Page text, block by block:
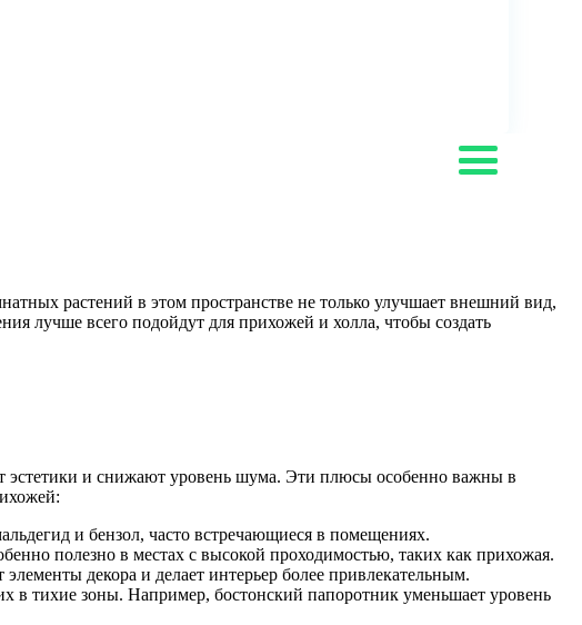
растений в этом пространстве не только улучшает внешний вид,
лучше всего подойдут для прихожей и холла, чтобы создать
эстетики и снижают уровень шума. Эти плюсы особенно важны в
и бензол, часто встречающиеся в помещениях.
полезно в местах с высокой проходимостью, таких как прихожая.
декора и делает интерьер более привлекательным.
в тихие зоны. Например, бостонский папоротник уменьшает уровень